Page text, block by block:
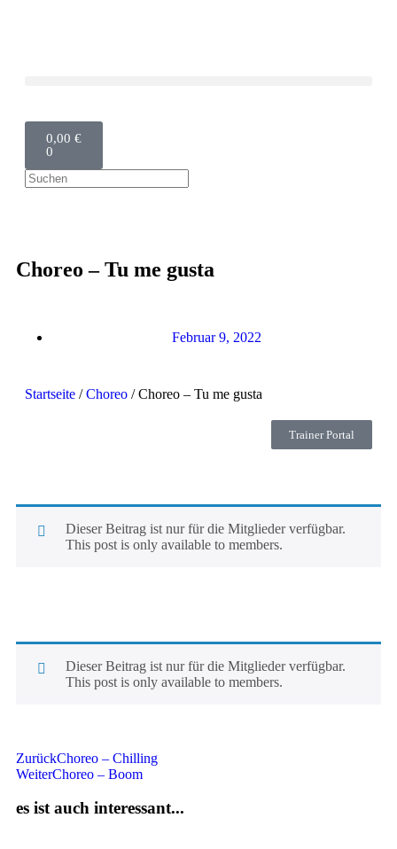
0,00 €
0
Choreo – Tu me gusta
Februar 9, 2022
Startseite /Choreo / Choreo – Tu me gusta
Trainer Portal
Dieser Beitrag ist nur für die Mitglieder verfügbar.
This post is only available to members.
Dieser Beitrag ist nur für die Mitglieder verfügbar.
This post is only available to members.
ZurückChoreo – Chilling
WeiterChoreo – Boom
es ist auch interessant...